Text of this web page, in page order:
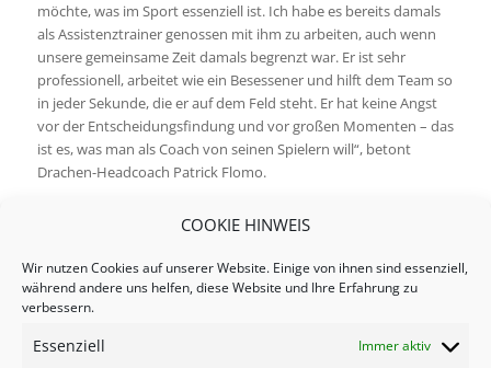
COOKIE HINWEIS
Wir nutzen Cookies auf unserer Website. Einige von ihnen sind essenziell,
während andere uns helfen, diese Website und Ihre Erfahrung zu
verbessern.
Essenziell Immer aktiv
möchte, was im Sport essenziell ist. Ich habe es bereits damals
als Assistenztrainer genossen mit ihm zu arbeiten, auch wenn
unsere gemeinsame Zeit damals begrenzt war. Er ist sehr
professionell, arbeitet wie ein Besessener und hilft dem Team so
in jeder Sekunde, die er auf dem Feld steht. Er hat keine Angst
vor der Entscheidungsfindung und vor großen Momenten – das
ist es, was man als Coach von seinen Spielern will“, betont
Drachen-Headcoach Patrick Flomo.
Jannes Hundt ist neben Marko Bacak, Thorben Döding, Joanic
Zdravevski der siebte Dragon für die anstehende Saison
2022/23.